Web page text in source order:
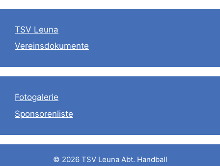
TSV Leuna
Vereinsdokumente
Fotogalerie
Sponsorenliste
© 2026 TSV Leuna Abt. Handball